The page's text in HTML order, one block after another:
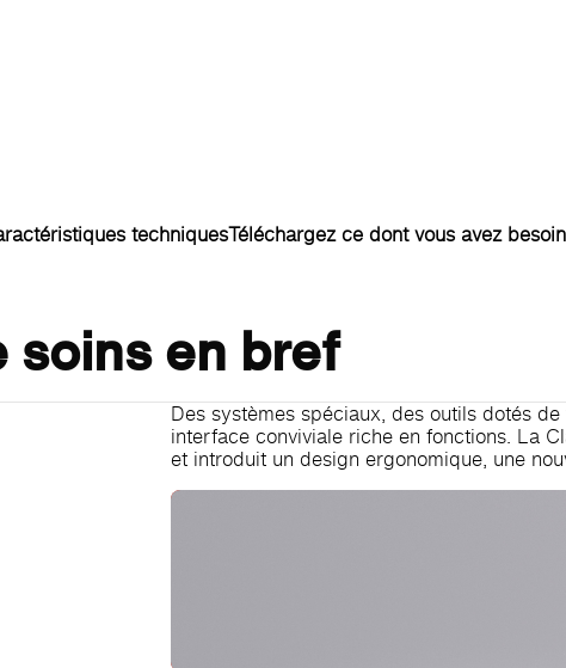
techniquesTéléchargez ce dont vous avez besoin
soins en bref
Des systèmes spéciaux, des outils dotés
interface conviviale riche en fonctions. La
et introduit un design ergonomique, une